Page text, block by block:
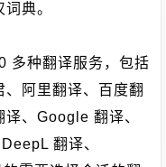
典。
多种翻译服务，包括
阿里翻译、百度翻
、Google 翻译、
翻译、